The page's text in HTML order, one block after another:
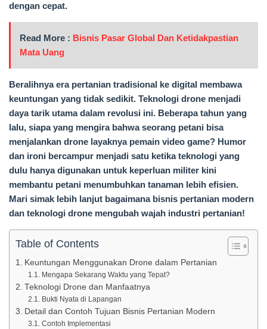
dengan cepat.
Read More : Bisnis Pasar Global Dan Ketidakpastian
Mata Uang
Beralihnya era pertanian tradisional ke digital membawa
keuntungan yang tidak sedikit. Teknologi drone menjadi
daya tarik utama dalam revolusi ini. Beberapa tahun yang
lalu, siapa yang mengira bahwa seorang petani bisa
menjalankan drone layaknya pemain video game? Humor
dan ironi bercampur menjadi satu ketika teknologi yang
dulu hanya digunakan untuk keperluan militer kini
membantu petani menumbuhkan tanaman lebih efisien.
Mari simak lebih lanjut bagaimana bisnis pertanian modern
dan teknologi drone mengubah wajah industri pertanian!
Table of Contents
Keuntungan Menggunakan Drone dalam Pertanian
Mengapa Sekarang Waktu yang Tepat?
Teknologi Drone dan Manfaatnya
Bukti Nyata di Lapangan
Detail dan Contoh Tujuan Bisnis Pertanian Modern
Contoh Implementasi